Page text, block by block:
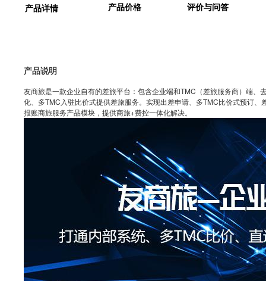
产品详情 产品价格 评价与问答
产品说明
友商旅是一款企业自有的差旅平台：包含企业端和TMC（差旅服务商）端
化、多TMC入驻比价式提供差旅服务。实现出差申请、多TMC比价式预订
报账商旅服务产品模块，提供商旅+费控一体化解决。